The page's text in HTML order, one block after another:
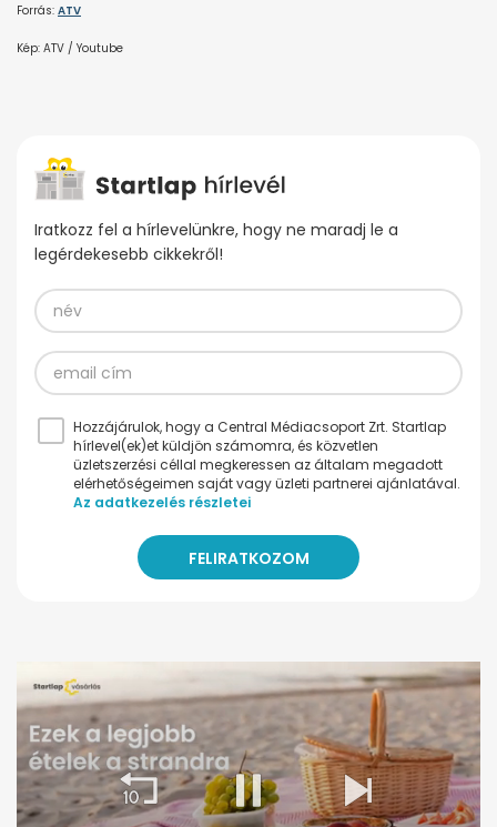
Forrás: ATV
Kép: ATV / Youtube
Iratkozz fel a hírlevelünkre, hogy ne maradj le a
legérdekesebb cikkekről!
Hozzájárulok, hogy a Central Médiacsoport Zrt. Startlap
hírlevel(ek)et küldjön számomra, és közvetlen
üzletszerzési céllal megkeressen az általam megadott
elérhetőségeimen saját vagy üzleti partnerei ajánlatával.
Az adatkezelés részletei